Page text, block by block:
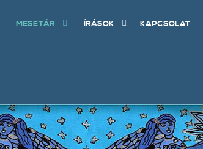
MESETÁR ÍRÁSOK KAPCSOLAT